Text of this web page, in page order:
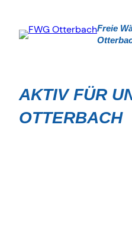
springen
Freie
AKTIV FÜR
OTTERBACH